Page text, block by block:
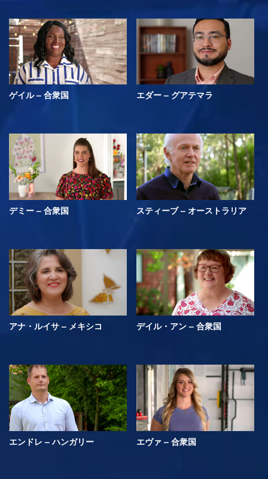
ゲイル – 合衆国 エダー – グアテマラ
デミー – 合衆国 スティーブ – オーストラリア
アナ・ルイサ – メキシコ デイル・アン – 合衆国
エンドレ – ハンガリー エヴァ – 合衆国